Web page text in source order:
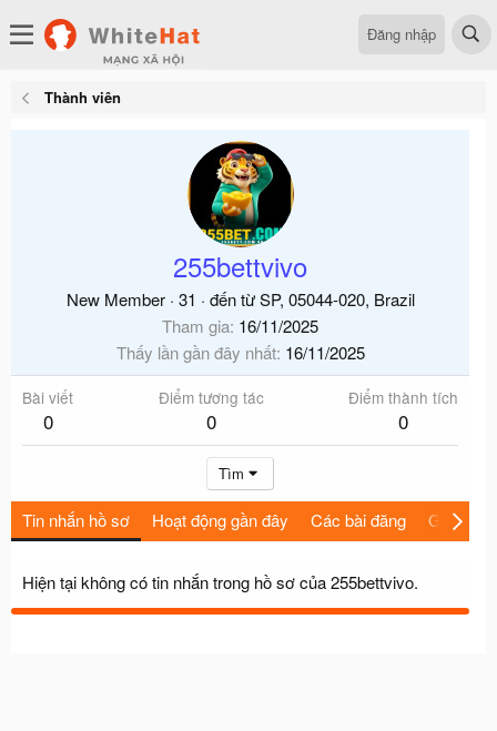
Đăng nhập
Thành viên
255bettvivo
New Member · 31 · đến từ SP, 05044-020, Brazil
Tham gia 16/11/2025
Thấy lần gần đây nhất 16/11/2025
Bài viết
0
Điểm tương tác
0
Điểm thành tích
0
Tìm
Tin nhắn hồ sơ Hoạt động gần đây Các bài đăng Giới thiệu
Hiện tại không có tin nhắn trong hồ sơ của 255bettvivo.